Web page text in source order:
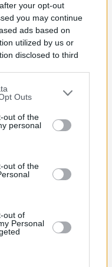
your opt-out
you may continue
ads based on
utilized by us or
disclosed to third
opt-out of the further
personal information
the IAB’s list of
on the IAB’s List of
that may
to other third parties.
Outs
out of the
personal
out of the
out of
Personal
scatta
divieti e
in bolletta